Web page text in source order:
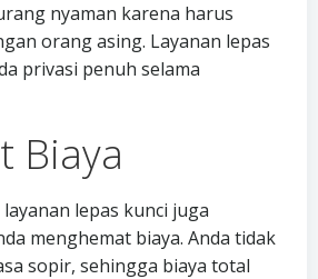
nyaman karena harus
orang asing. Layanan lepas
privasi penuh selama
Biaya
lepas kunci juga
menghemat biaya. Anda tidak
sopir, sehingga biaya total